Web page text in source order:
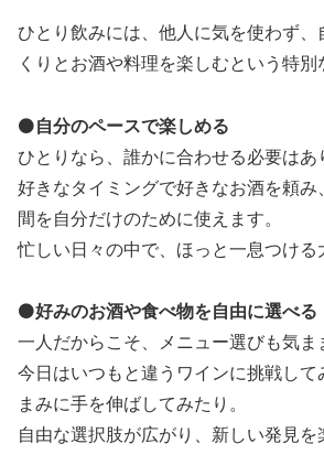
ひとり飲みには、他人に気を使わず、
くりとお酒や料理を楽しむという特別
⚫️自分のペースで楽しめる
ひとりなら、誰かに合わせる必要はあ
好きなタイミングで好きなお酒を頼み
間を自分だけのために使えます。
忙しい日々の中で、ほっと一息つける
⚫️好みのお酒や食べ物を自由に選べる
一人だからこそ、メニュー選びも気ま
今日はいつもと違うワインに挑戦して
まみに手を伸ばしてみたり。
自由な選択肢が広がり、新しい発見を